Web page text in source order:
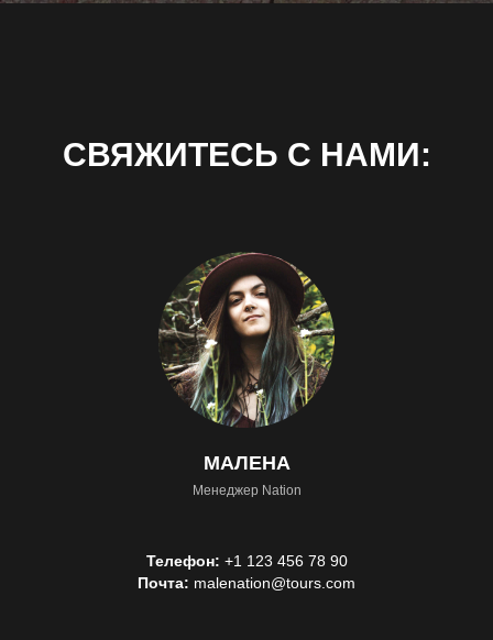
СВЯЖИТЕСЬ С НАМИ:
МАЛЕНА
Менеджер Nation
Телефон: +1 123 456 78 90
Почта: malenation@tours.com